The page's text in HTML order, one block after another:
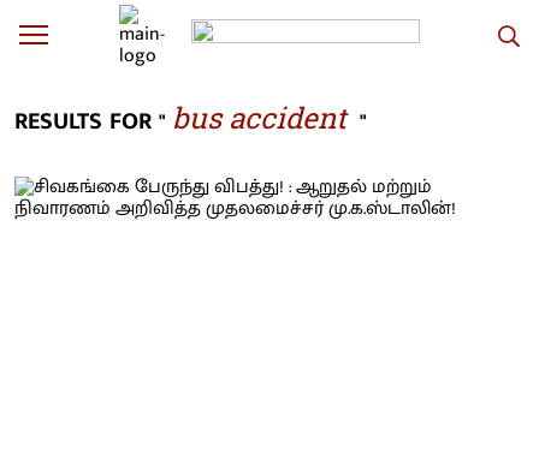
RESULTS FOR " bus accident "